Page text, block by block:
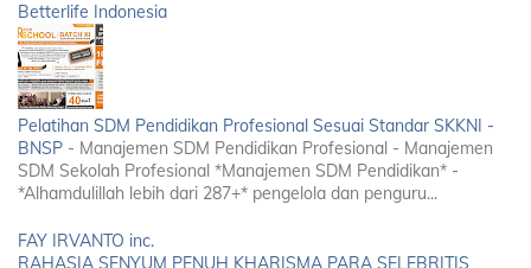
Betterlife Indonesia
Pelatihan SDM Pendidikan Profesional Sesuai Standar SKKNI -
BNSP - Manajemen SDM Pendidikan Profesional - Manajemen
SDM Sekolah Profesional *Manajemen SDM Pendidikan* -
*Alhamdulillah lebih dari 287+* pengelola dan penguru...
FAY IRVANTO inc.
RAHASIA SENYUM PENUH KHARISMA PARA SELEBRITIS